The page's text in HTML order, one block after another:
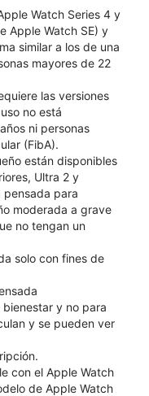
Watch Series 4 y
Apple Watch SE) y
similar a los de una
mayores de 22
las versiones
no está
ni personas
(FibA).
están disponibles
Ultra 2 y
pensada para
moderada a grave
no tengan un
solo con fines de
y no para
y se pueden ver
con el Apple Watch
de Apple Watch